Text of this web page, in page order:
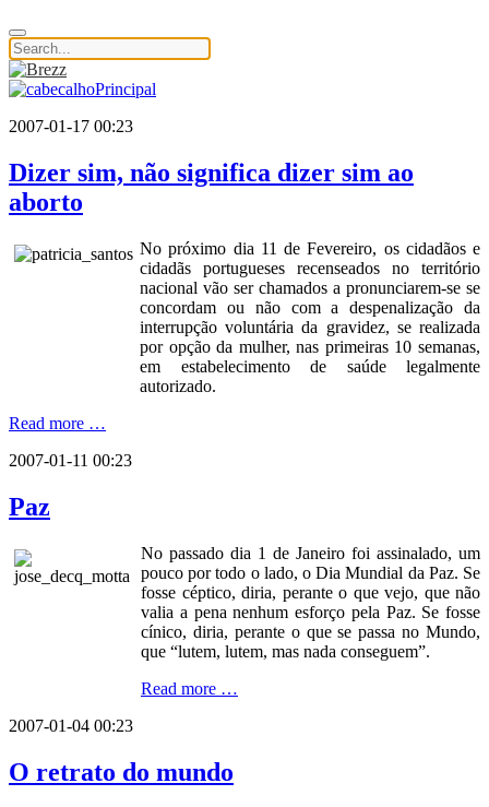
2007-01-17 00:23
Dizer sim, não significa dizer sim ao
aborto
No próximo dia 11 de Fevereiro, os cidadãos e
cidadãs portugueses recenseados no território
nacional vão ser chamados a pronunciarem-se se
concordam ou não com a despenalização da
interrupção voluntária da gravidez, se realizada
por opção da mulher, nas primeiras 10 semanas,
em estabelecimento de saúde legalmente
autorizado.
Read more …
2007-01-11 00:23
Paz
No passado dia 1 de Janeiro foi assinalado, um
pouco por todo o lado, o Dia Mundial da Paz. Se
fosse céptico, diria, perante o que vejo, que não
valia a pena nenhum esforço pela Paz. Se fosse
cínico, diria, perante o que se passa no Mundo,
que “lutem, lutem, mas nada conseguem”.
Read more …
2007-01-04 00:23
O retrato do mundo